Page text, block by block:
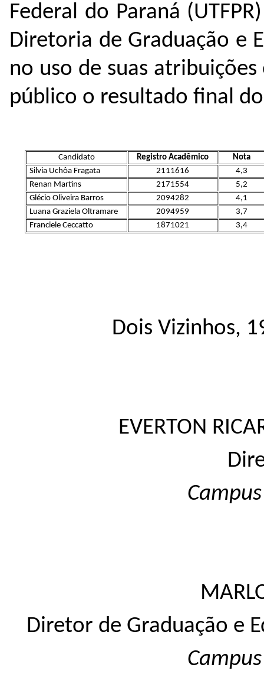
Federal do Paraná
Diretoria de Graduação e
no uso de suas
público o resultado final
Candidato Registro Acadêmico
Nota
Silvia Uchôa Fragata
2111616
4,3
Renan Martins
2171554
5,2
Glécio Oliveira Barros
2094282
4,1
Luana Graziela Oltramare
2094959
3,7
Franciele Ceccatto
1871021 3,4
Dois Vizinhos,
EVERTON
Campus
Diretor de Graduação e
Campus